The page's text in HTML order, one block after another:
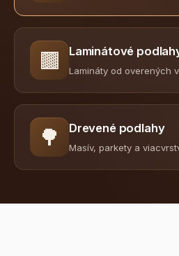
🟫 Laminátové
Lamináty od overených
🌳 Drevené podlahy
Masív, parkety a